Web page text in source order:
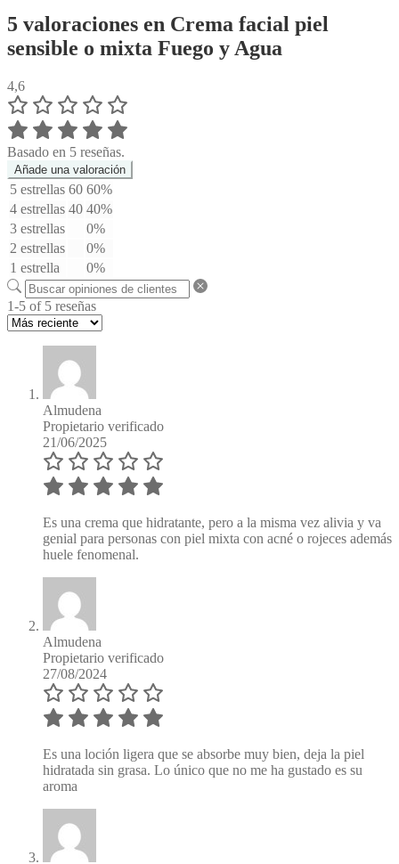
5 valoraciones en Crema facial piel
sensible o mixta Fuego y Agua
4,6
Basado en 5 reseñas.
Añade una valoración
5 estrellas 60 60%
4 estrellas 40 40%
3 estrellas
0%
2 estrellas
0%
1 estrella
0%
1-5 of 5 reseñas
Almudena
Propietario verificado
21/06/2025
Es una crema que hidratante, pero a la misma vez alivia y va
genial para personas con piel mixta con acné o rojeces además
huele fenomenal.
Almudena
Propietario verificado
27/08/2024
Es una loción ligera que se absorbe muy bien, deja la piel
hidratada sin grasa. Lo único que no me ha gustado es su
aroma